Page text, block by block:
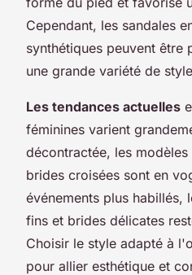
Cependant, les sandales
synthétiques peuvent
une grande variété de
Les tendances actuelles
féminines varient
décontractée, les
brides croisées sont en
événements plus habillés,
fins et brides délicates
Choisir le style adapté à
pour allier esthétique et